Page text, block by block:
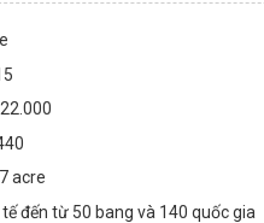
22.000
acre
đến từ 50 bang và 140 quốc gia